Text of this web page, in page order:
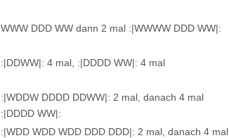
WWW DDD WW dann 2 mal :|WWWW DDD WW|:
:|DDWW|: 4 mal, :|DDDD WW|: 4 mal
:|WDDW DDDD DDWW|: 2 mal, danach 4 mal
:|DDDD WW|:
:|WDD WDD WDD DDD DDD|: 2 mal, danach 4 mal